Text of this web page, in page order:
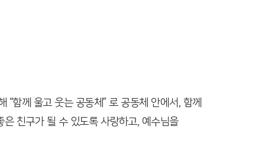
함께 울고 웃는 공동체” 로 공동체 안에서, 함께
친구가 될 수 있도록 사랑하고, 예수님을